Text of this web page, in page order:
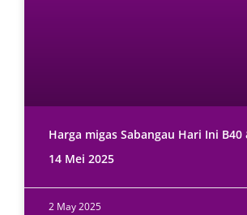
Harga migas Sabangau Hari Ini B40
14 Mei 2025
2 May 2025